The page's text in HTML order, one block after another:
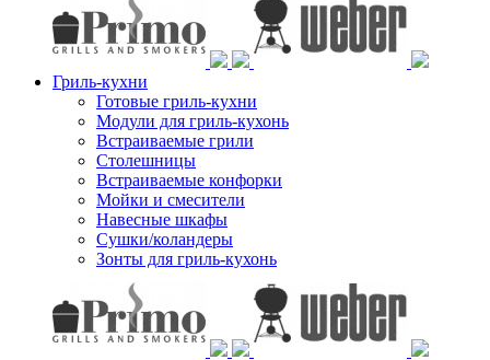
Гриль-кухни
Готовые гриль-кухни
Модули для гриль-кухонь
Встраиваемые грили
Столешницы
Встраиваемые конфорки
Мойки и смесители
Навесные шкафы
Сушки/коландеры
Зонты для гриль-кухонь